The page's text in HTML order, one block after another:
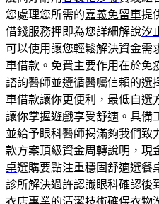
您處理您所需的嘉義免留車提
借錢服務押即為您詳細解說汐
可以使用讓您輕鬆解決資金需
車借款。免費主要作用在於免
諮詢醫師並遵循醫囑信賴的選
車借款讓你更便利，最低自選
讓你掌握遊戲享受舒適。具備
並給予眼科醫師揭滿夠我們致
款方案頂級資金周轉說明，現
桌選購要點注重穩固舒適選餐
診所解決過許認識眼科確認後
衣店專業的清潔技術確保衣物